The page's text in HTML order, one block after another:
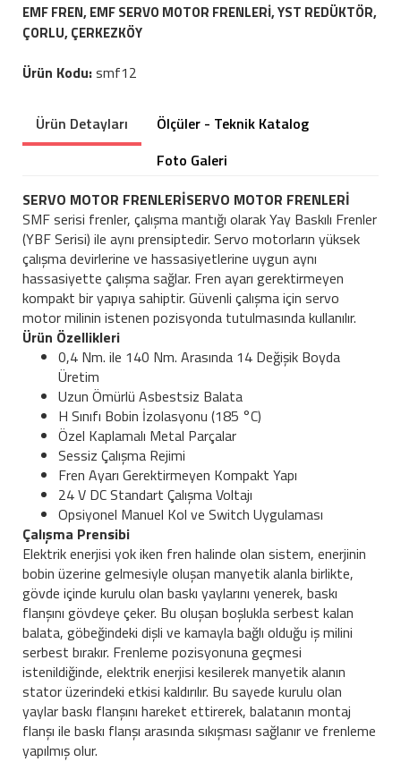
EMF FREN, EMF SERVO MOTOR FRENLERİ, YST REDÜKTÖR,
ÇORLU, ÇERKEZKÖY
Ürün Kodu:smf12
Ürün Detayları
Ölçüler - Teknik Katalog
Foto Galeri
SERVO MOTOR FRENLERİSERVO MOTOR FRENLERİ
SMF serisi frenler, çalışma mantığı olarak Yay Baskılı Frenler
(YBF Serisi) ile aynı prensiptedir. Servo motorların yüksek
çalışma devirlerine ve hassasiyetlerine uygun aynı
hassasiyette çalışma sağlar. Fren ayarı gerektirmeyen
kompakt bir yapıya sahiptir. Güvenli çalışma için servo
motor milinin istenen pozisyonda tutulmasında kullanılır.
Ürün Özellikleri
0,4 Nm. ile 140 Nm. Arasında 14 Değişik Boyda
Üretim
Uzun Ömürlü Asbestsiz Balata
H Sınıfı Bobin İzolasyonu (185 °C)
Özel Kaplamalı Metal Parçalar
Sessiz Çalışma Rejimi
Fren Ayarı Gerektirmeyen Kompakt Yapı
24 V DC Standart Çalışma Voltajı
Opsiyonel Manuel Kol ve Switch Uygulaması
Çalışma Prensibi
Elektrik enerjisi yok iken fren halinde olan sistem, enerjinin
bobin üzerine gelmesiyle oluşan manyetik alanla birlikte,
gövde içinde kurulu olan baskı yaylarını yenerek, baskı
flanşını gövdeye çeker. Bu oluşan boşlukla serbest kalan
balata, göbeğindeki dişli ve kamayla bağlı olduğu iş milini
serbest bırakır. Frenleme pozisyonuna geçmesi
istenildiğinde, elektrik enerjisi kesilerek manyetik alanın
stator üzerindeki etkisi kaldırılır. Bu sayede kurulu olan
yaylar baskı flanşını hareket ettirerek, balatanın montaj
flanşı ile baskı flanşı arasında sıkışması sağlanır ve frenleme
yapılmış olur.